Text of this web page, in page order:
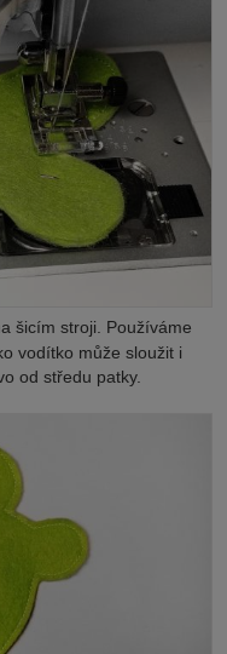
šicím stroji. Používáme
vodítko může sloužit i
od středu patky.